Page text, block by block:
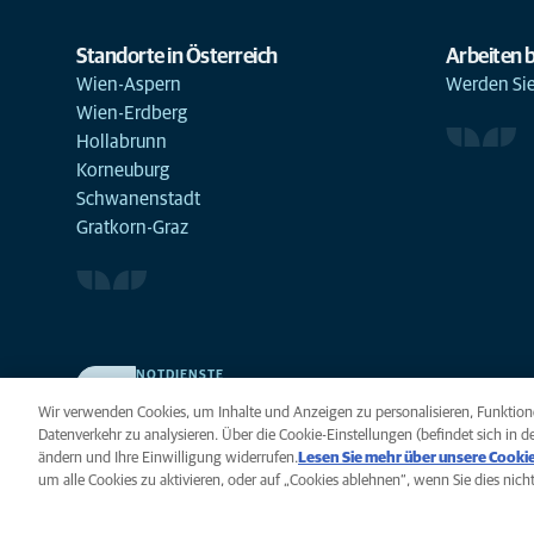
Standorte in Österreich
Wien-Aspern
Wien-Erdberg
Hollabrunn
Korneuburg
Schwanenstadt
Gratkorn-Graz
Arbeiten
Werden
NOTDIENSTE
Tier die beste Versorgung verdient.
Datenschutz Legal Hinweis zu
Wir verwenden Cookies, um Inhalte und Anzeigen zu personalisieren,
Datenverkehr zu analysieren. Über die Cookie-Einstellungen (befindet sich in
ändern und Ihre Einwilligung widerrufen. Lesen Sie mehr über unsere
um alle Cookies zu aktivieren, oder auf „Cookies ablehnen“, wenn Sie dies